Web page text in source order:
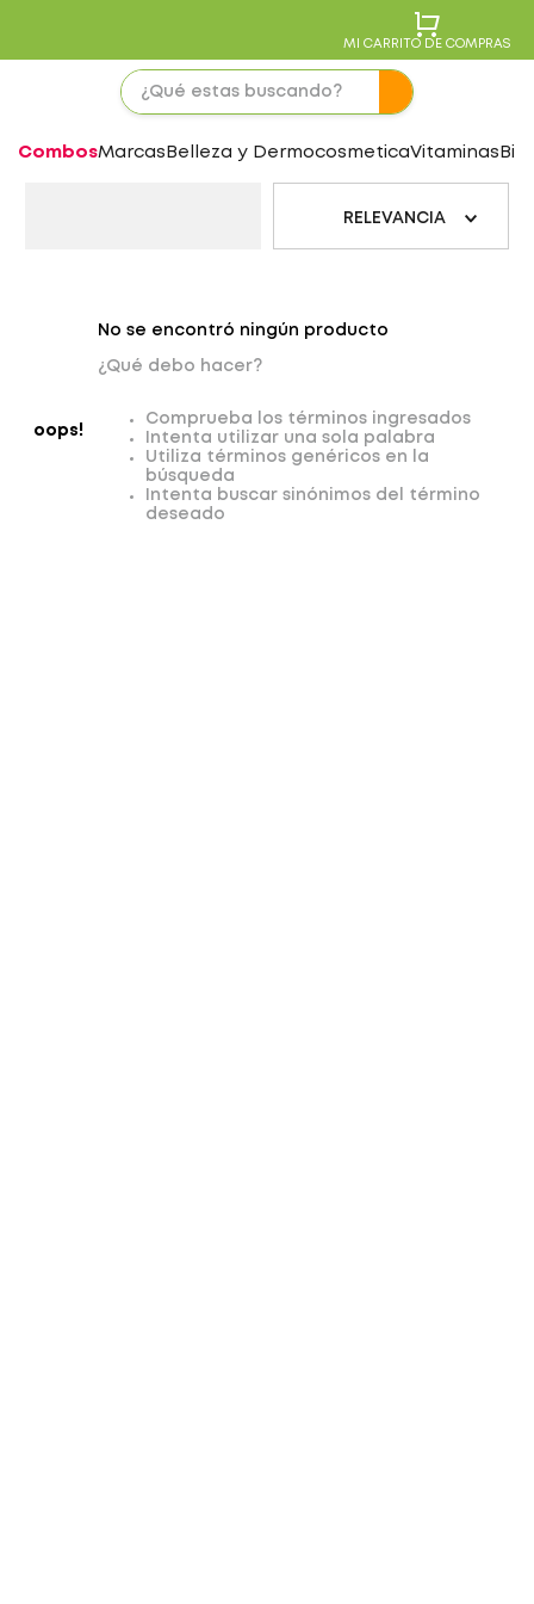
MI CARRITO DE COMPRAS
CombosMarcas Belleza y DermocosmeticaVitaminas
RELEVANCIA
oops!
No se encontró ningún producto
¿Qué debo hacer?
Comprueba los términos ingresados
Intenta utilizar una sola palabra
Utiliza términos genéricos en la
búsqueda
Intenta buscar sinónimos del término
deseado